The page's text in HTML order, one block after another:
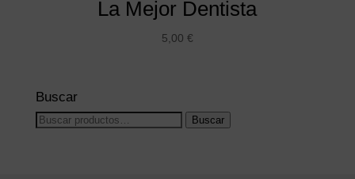
La Mejor Dentista
5,00 €
Buscar
Buscar
Buscar